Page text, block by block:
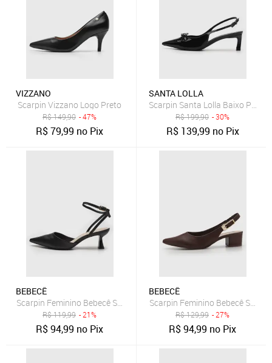
VIZZANO
Scarpin Vizzano Logo Preto
R$149,90 - 47%
R$79,99 no Pix
SANTA LOLLA
Scarpin Santa Lolla Baixo Preto
R$199,90 - 30%
R$ 139,99 no Pix
BEBECÊ
Scarpin Feminino Bebecê Salto Baixo Bico Fino Preto
R$119,99 - 21%
R$94,99 no Pix
BEBECÊ
Scarpin Feminino Bebecê Salto
R$129,99 - 27%
R$94,99 no Pix